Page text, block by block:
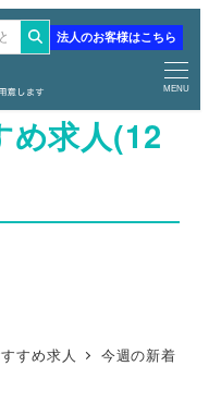
検
法人のお客様はこちら
MENU
め求人(12
すめ求人
今週の新着